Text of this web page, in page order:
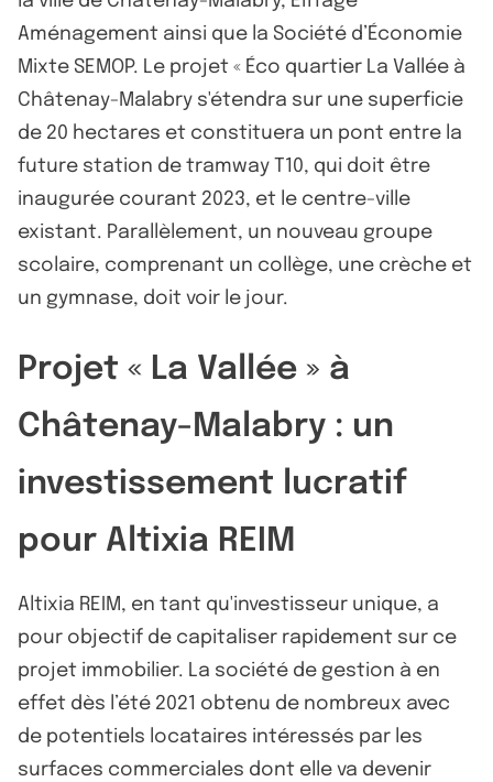
Aménagement ainsi que la Société d’Économie
Mixte SEMOP. Le projet « Éco quartier La Vallée à
Châtenay-Malabry s'étendra sur une superficie
de 20 hectares et constituera un pont entre la
future station de tramway T10, qui doit être
inaugurée courant 2023, et le centre-ville
existant. Parallèlement, un nouveau groupe
scolaire, comprenant un collège, une crèche et
un gymnase, doit voir le jour.
Projet « La Vallée » à
Châtenay-Malabry : un
investissement lucratif
pour Altixia REIM
Altixia REIM, en tant qu'investisseur unique, a
pour objectif de capitaliser rapidement sur ce
projet immobilier. La société de gestion à en
effet dès l’été 2021 obtenu de nombreux avec
de potentiels locataires intéressés par les
surfaces commerciales dont elle va devenir